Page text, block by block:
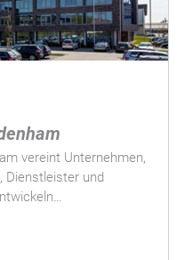
vereint Unternehmen,
Dienstleister und